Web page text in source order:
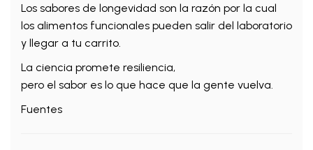
Los sabores de longevidad son la razón por la cual
los alimentos funcionales pueden salir del laboratorio
y llegar a tu carrito.
La ciencia promete resiliencia,
pero el sabor es lo que hace que la gente vuelva.
Fuentes